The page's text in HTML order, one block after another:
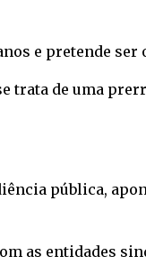
e pretende
trata de uma
pública,
as entidades